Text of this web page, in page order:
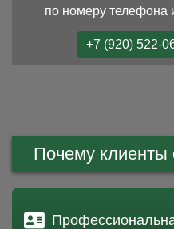
по номеру
+7 (920) 522-
Почему